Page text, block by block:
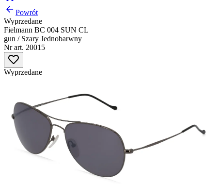
Powrót
Wyprzedane
Fielmann BC 004 SUN CL
gun / Szary Jednobarwny
Nr art. 20015
Wyprzedane